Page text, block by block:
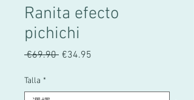
Ranita efecto
pichichi
€69.90 一
格
€34.95
格
Talla *